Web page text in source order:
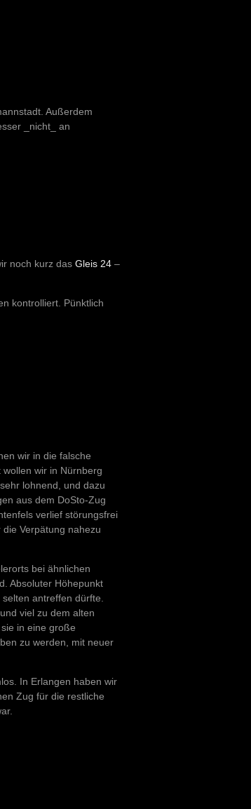
Außerdem
_nicht_ an
noch kurz das Gleis 24 –
kontrolliert. Pünktlich
wir in die falsche
wir in Nürnberg
lohnend, und dazu
aus dem DoSto-Zug
verlief störungsfrei
Verpätung nahezu
bei ähnlichen
Absoluter Höhepunkt
antreffen dürfte.
viel zu dem alten
in eine große
zu werden, mit neuer
In Erlangen haben wir
Zug für die restliche